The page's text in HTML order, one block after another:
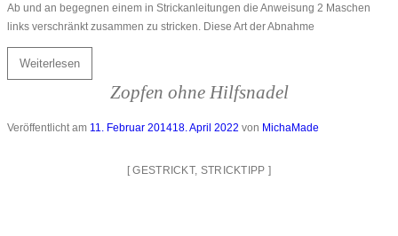
Ab und an begegnen einem in Strickanleitungen die Anweisung 2 Maschen
links verschränkt zusammen zu stricken. Diese Art der Abnahme
Weiterlesen
Zopfen ohne Hilfsnadel
Veröffentlicht am 11. Februar 201418. April 2022 von MichaMade
[GESTRICKT, STRICKTIPP ]